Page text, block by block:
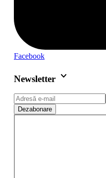
Facebook
Newsletter keyboard_arrow_down
Dezabonare